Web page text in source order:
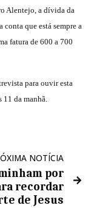
Alentejo, a dívida da
conta que está sempre a
fatura de 600 a 700
para ouvir esta
11 da manhã.
NOTÍCIA
por
recordar
de Jesus